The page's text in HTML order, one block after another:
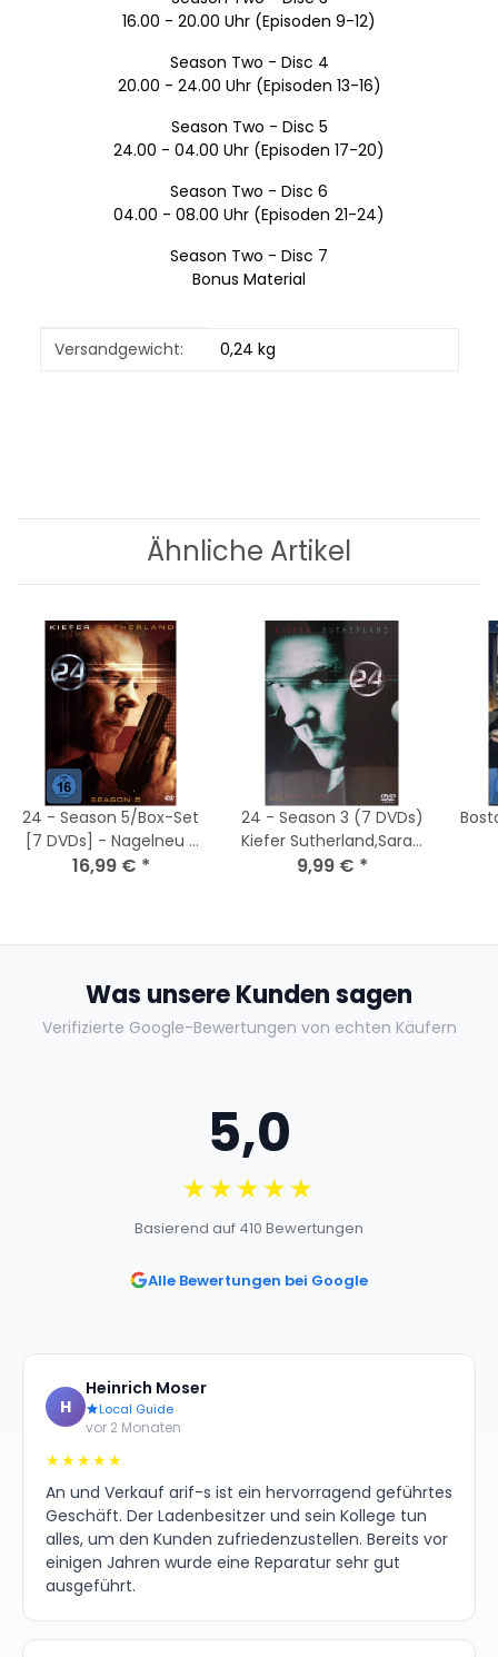
16.00 - 20.00 Uhr (Episoden 9-12)
Season Two - Disc 4
20.00 - 24.00 Uhr (Episoden 13-16)
Season Two - Disc 5
24.00 - 04.00 Uhr (Episoden 17-20)
Season Two - Disc 6
04.00 - 08.00 Uhr (Episoden 21-24)
Season Two - Disc 7
Bonus Material
Produkteigenschaft
Wert
Versandgewicht: 0,24 kg
Ähnliche Artikel
24 - Season 5/Box-Set
[7 DVDs] - Nagelneu /
Versiegelt
16,99 € *
24 - Season 3 (7 DVDs)
Kiefer Sutherland,Sarah
Clarke/ DVD - Nagelneu
9,99 € *
Was unsere Kunden sagen
Verifizierte Google-Bewertungen von echten Käufern
5,0
★★★★★
Basierend auf 410 Bewertungen
Alle Bewertungen bei Google
H
Heinrich Moser
Local Guide
vor 2 Monaten
★★★★★
An und Verkauf arif-s ist ein hervorragend geführtes
Geschäft. Der Ladenbesitzer und sein Kollege tun
alles, um den Kunden zufriedenzustellen. Bereits vor
einigen Jahren wurde eine Reparatur sehr gut
ausgeführt.